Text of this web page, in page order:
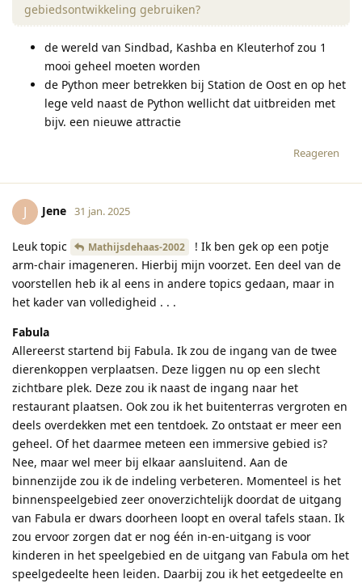
gebiedsontwikkeling gebruiken?
de wereld van Sindbad, Kashba en Kleuterhof zou 1
mooi geheel moeten worden
de Python meer betrekken bij Station de Oost en op het
lege veld naast de Python wellicht dat uitbreiden met
bijv. een nieuwe attractie
Reageren
J Jene 31 jan. 2025
Leuk topic Mathijsdehaas-2002
! Ik ben gek op een potje
arm-chair imageneren. Hierbij mijn voorzet. Een deel van de
voorstellen heb ik al eens in andere topics gedaan, maar in
het kader van volledigheid . . .
Fabula
Allereerst startend bij Fabula. Ik zou de ingang van de twee
dierenkoppen verplaatsen. Deze liggen nu op een slecht
zichtbare plek. Deze zou ik naast de ingang naar het
restaurant plaatsen. Ook zou ik het buitenterras vergroten en
deels overdekken met een tentdoek. Zo ontstaat er meer een
geheel. Of het daarmee meteen een immersive gebied is?
Nee, maar wel meer bij elkaar aansluitend. Aan de
binnenzijde zou ik de indeling verbeteren. Momenteel is het
binnenspeelgebied zeer onoverzichtelijk doordat de uitgang
van Fabula er dwars doorheen loopt en overal tafels staan. Ik
zou ervoor zorgen dat er nog één in-en-uitgang is voor
kinderen in het speelgebied en de uitgang van Fabula om het
speelgedeelte heen leiden. Daarbij zou ik het eetgedeelte en